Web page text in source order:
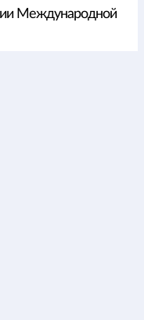
Международной